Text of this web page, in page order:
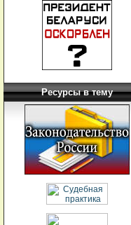
Ресурсы в тему